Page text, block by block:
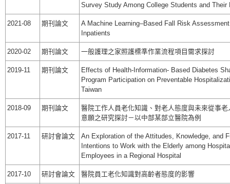
Survey Study Among College Students and Their
2021-08 期刊論文
A Machine Learning–Based Fall Risk
Inpatients
2020-02 期刊論文 一般護理之家照護標準作業流程項目需求探討
2019-11 期刊論文
Effects of Health-Information- Based Diabetes
Program Participation on Preventable
Taiwan
2018-09 期刊論文
醫院工作人員老化知識、對老人態度與未來從事老
意願之研究探討－以中部某部立醫院為例
2017-11 研討會論文
An Exploration of the Attitudes, Knowledge, and
Intentions to Work with the Elderly among
Employees in a Regional Hospital
2017-10 研討會論文 醫院員工老化知識對高齡者態度的影響